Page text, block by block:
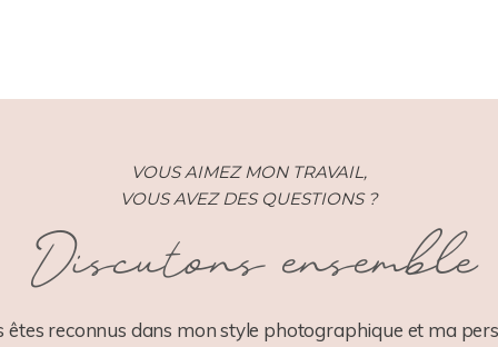
VOUS AIMEZ MON TRAVAIL,
VOUS AVEZ DES QUESTIONS ?
Discutons ensemble
êtes reconnus dans mon style photographique et ma